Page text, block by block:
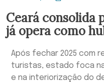
Ceará consolida
já opera como
Após fechar 2025 com
turistas, estado foca
e na interiorização do